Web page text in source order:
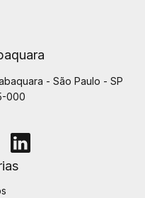
- São Paulo - SP
000